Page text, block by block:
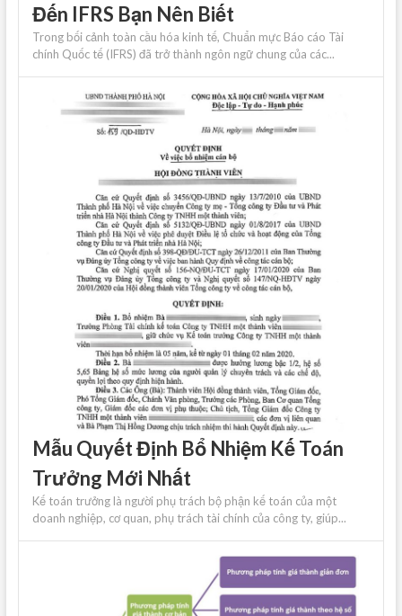
Đến IFRS Bạn Nên Biết
Trong bối cảnh toàn cầu hóa kinh tế, Chuẩn mực Báo cáo Tài
chính Quốc tế (IFRS) đã trở thành ngôn ngữ chung của các...
Mẫu Quyết Định Bổ Nhiệm Kế Toán
Trưởng Mới Nhất
Kế toán trưởng là người phụ trách bộ phận kế toán của một
doanh nghiệp, cơ quan, phụ trách tài chính của công ty, giúp...